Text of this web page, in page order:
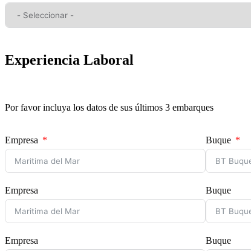
Experiencia Laboral
Por favor incluya los datos de sus últimos 3 embarques
Empresa Buque
Empresa Buque
Empresa Buque